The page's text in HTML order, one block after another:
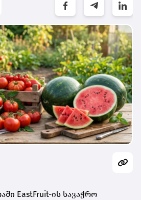
EastFruit-ის სავაჭრო